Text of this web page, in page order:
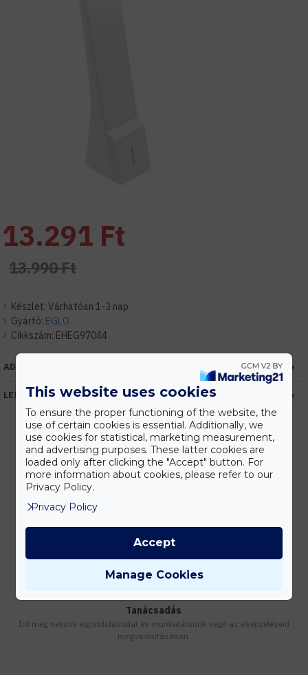
Készlet: Várhatóan 1-3 nap
Gyártó: EGLO
Cikkszám: EHEG97044
13.291 Ft
13.990 Ft
ADATOK
LEÍRÁS
Kedvezmények
Vásárolj nagyobb mennyiségben és megadjuk a legjobb gyártói árakat.
Készleten lévő termékeinket akár 24 órán belül megkaphatod!
Tanácsadás
Írd meg nekünk elgondolásodat és munkatársunk segít az elképzeléseid
megvalósításában.
This website uses cookies
To ensure the proper functioning of the website, the
use of certain cookies is essential. Additionally, we
use cookies for statistical, marketing measurement,
and advertising purposes. These latter cookies are
loaded only after clicking the "Accept" button. For
more information about cookies, please refer to our
Privacy Policy.
Privacy Policy
Manage Cookies
Accept